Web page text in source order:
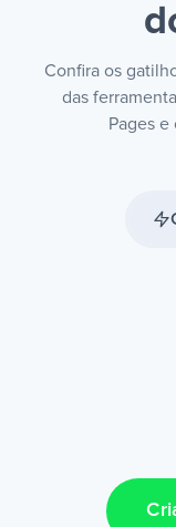
Confira os
das
Pages